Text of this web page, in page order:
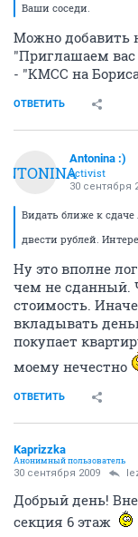
Ваши соседи.
Можно добавить
"Приглашаем
- "КМСС на
ОТВЕТИТЬ
Antonina :)
activist
30 сентября
Видать ближе к
двести рублей.
Ну это вполне
чем не сданный.
стоимость.
вкладывать
покупает
моему нечестно
ОТВЕТИТЬ
Kaprizzka
Анонимный пользователь
30 сентября 2009
Добрый день!
секция 6 этаж